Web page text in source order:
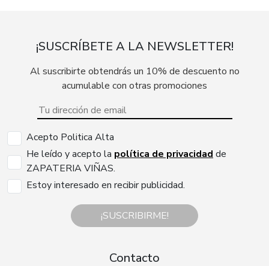
¡SUSCRÍBETE A LA NEWSLETTER!
Al suscribirte obtendrás un 10% de descuento no
acumulable con otras promociones
Acepto Politica Alta
He leído y acepto la política de privacidad de
ZAPATERIA VIÑAS.
Estoy interesado en recibir publicidad.
¡SUSCRIBIRME!
Contacto